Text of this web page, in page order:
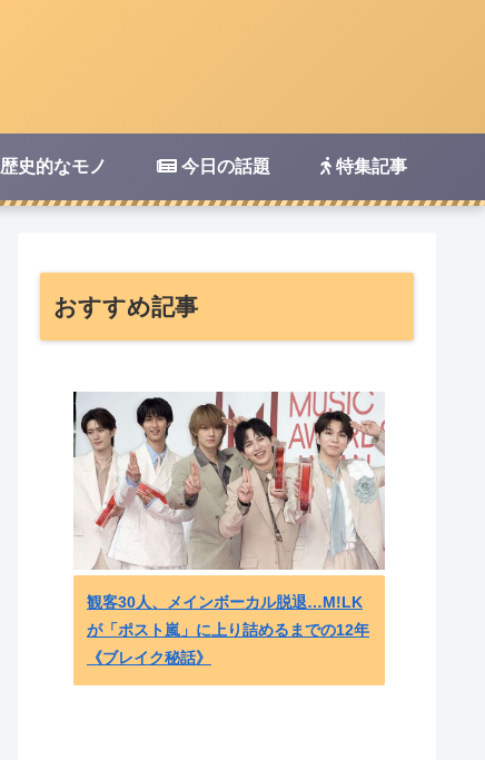
歴史的なモノ 今日の話題 特集記事
おすすめ記事
観客30人、メインボーカル脱退…M!LK
が「ポスト嵐」に上り詰めるまでの12年
《ブレイク秘話》